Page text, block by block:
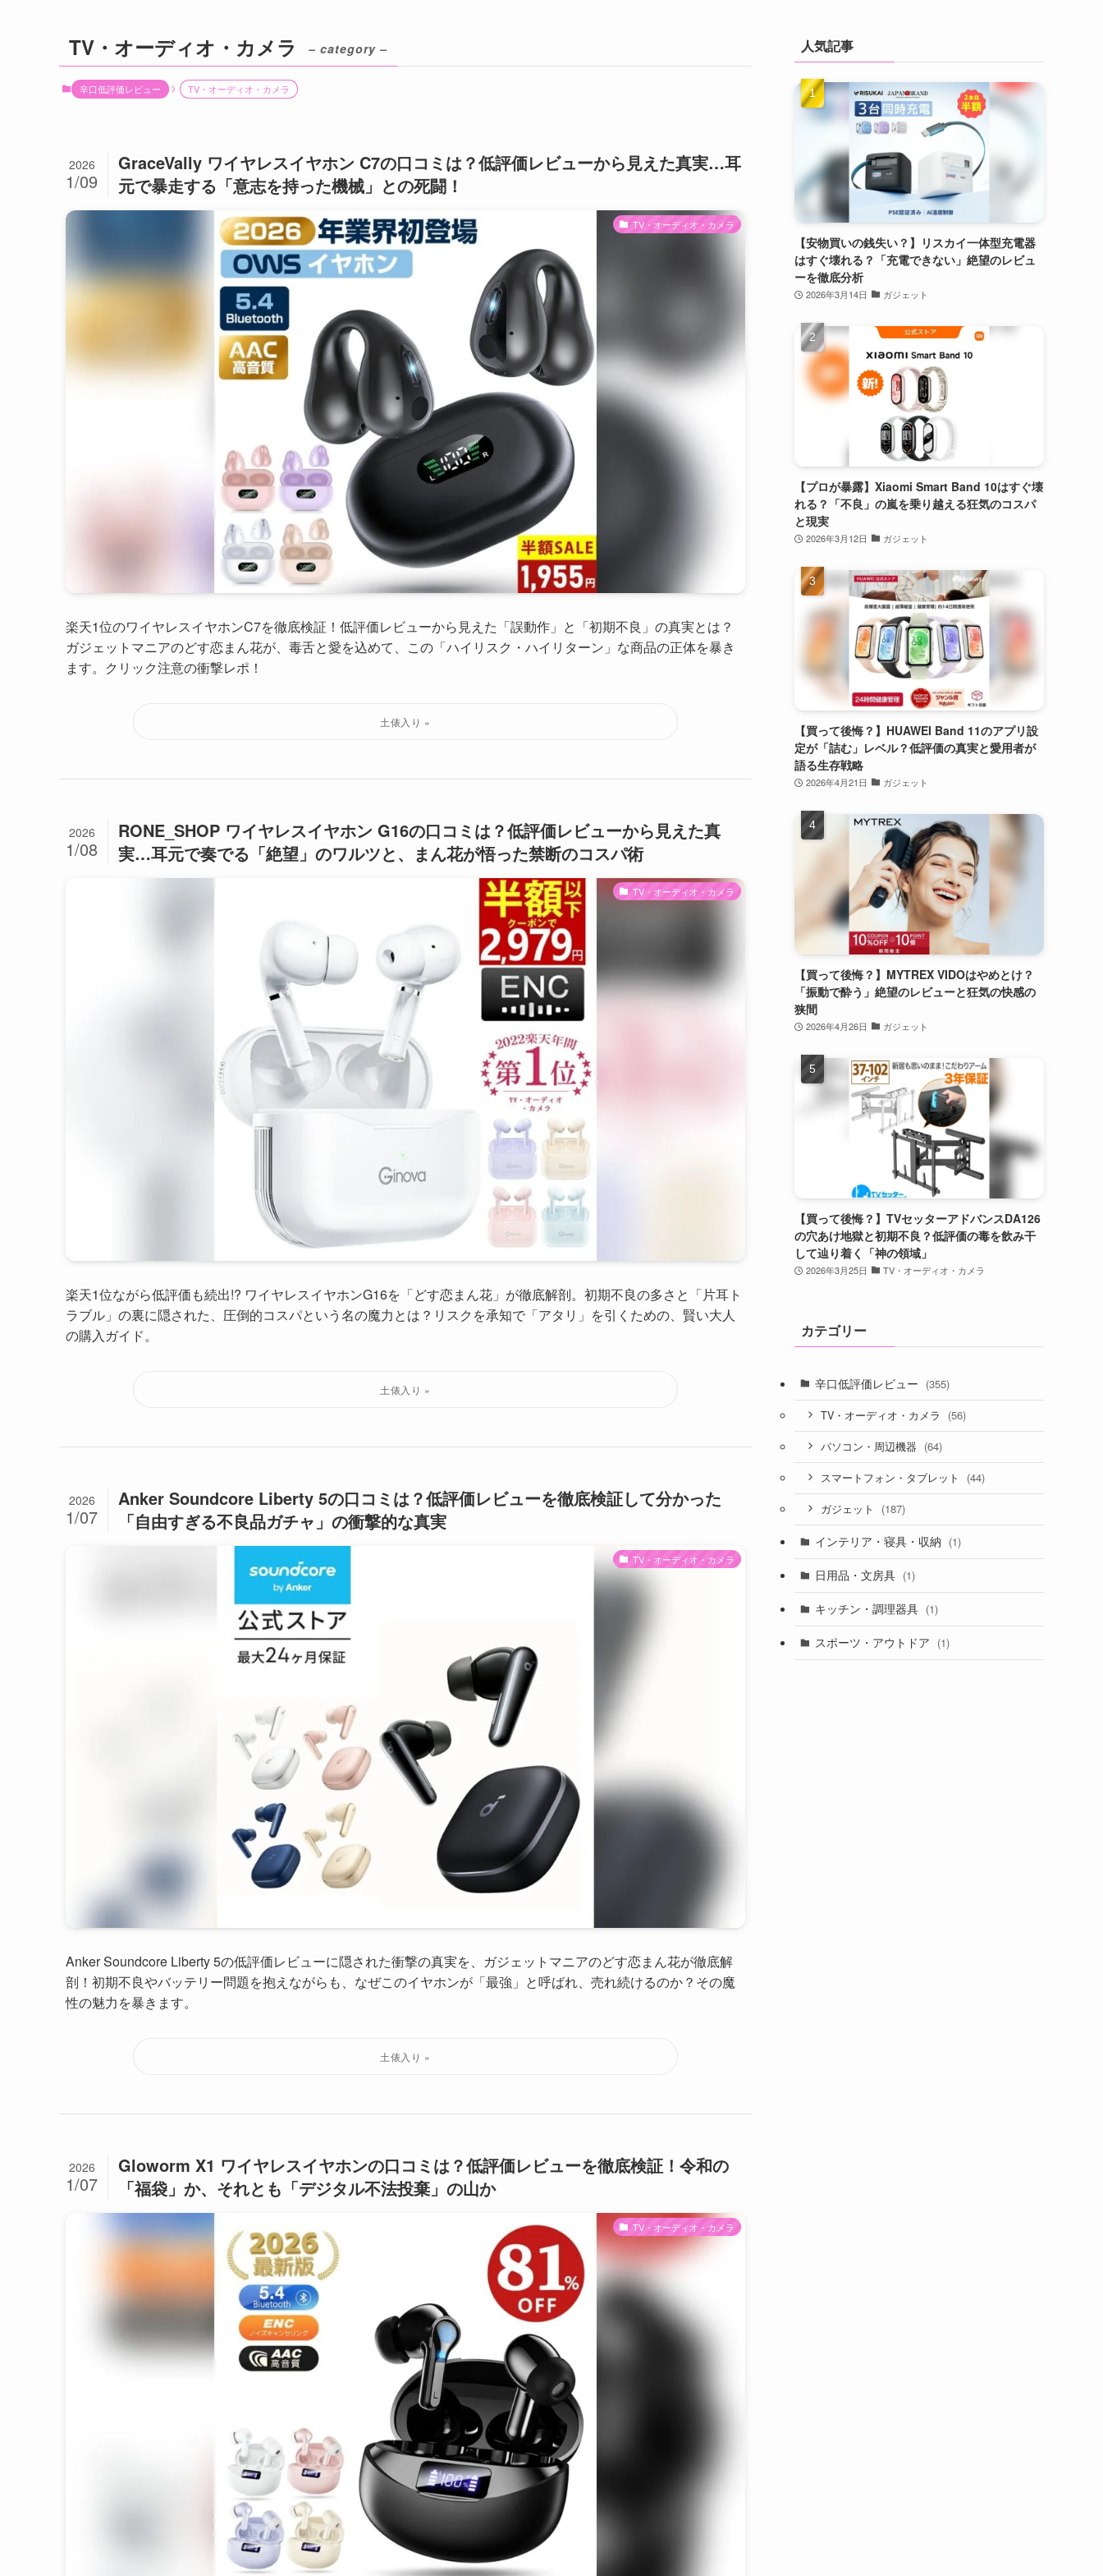
TV・オーディオ・カメラ – category –
辛口低評価レビュー TV・オーディオ・カメラ
GraceVally ワイヤレスイヤホン C7の口コミは？低評価レビューから見えた真実…耳
元で暴走する「意志を持った機械」との死闘！
2026
1/09
TV・オーディオ・カメラ
楽天1位のワイヤレスイヤホンC7を徹底検証！低評価レビューから見えた「誤動作」と「初期不良」の真実とは？
ガジェットマニアのどす恋まん花が、毒舌と愛を込めて、この「ハイリスク・ハイリターン」な商品の正体を暴き
ます。クリック注意の衝撃レポ！
RONE_SHOP ワイヤレスイヤホン G16の口コミは？低評価レビューから見えた真
実…耳元で奏でる「絶望」のワルツと、まん花が悟った禁断のコスパ術
2026
1/08
TV・オーディオ・カメラ
楽天1位ながら低評価も続出!? ワイヤレスイヤホンG16を「どす恋まん花」が徹底解剖。初期不良の多さと「片耳ト
ラブル」の裏に隠された、圧倒的コスパという名の魔力とは？リスクを承知で「アタリ」を引くための、賢い大人
の購入ガイド。
Anker Soundcore Liberty 5の口コミは？低評価レビューを徹底検証して分かった
「自由すぎる不良品ガチャ」の衝撃的な真実
2026
1/07
TV・オーディオ・カメラ
Anker Soundcore Liberty 5の低評価レビューに隠された衝撃の真実を、ガジェットマニアのどす恋まん花が徹底解
剖！初期不良やバッテリー問題を抱えながらも、なぜこのイヤホンが「最強」と呼ばれ、売れ続けるのか？その魔
性の魅力を暴きます。
Gloworm X1 ワイヤレスイヤホンの口コミは？低評価レビューを徹底検証！令和の
「福袋」か、それとも「デジタル不法投棄」の山か
2026
1/07
TV・オーディオ・カメラ
人気記事
【安物買いの銭失い？】リスカイ一体型充電器
はすぐ壊れる？「充電できない」絶望のレビュ
ーを徹底分析
2026年3月14日 ガジェット
【プロが暴露】Xiaomi Smart Band 10はすぐ壊
れる？「不良」の嵐を乗り越える狂気のコスパ
と現実
2026年3月12日 ガジェット
【買って後悔？】HUAWEI Band 11のアプリ設
定が「詰む」レベル？低評価の真実と愛用者が
語る生存戦略
2026年4月21日 ガジェット
【買って後悔？】MYTREX VIDOはやめとけ？
「振動で酔う」絶望のレビューと狂気の快感の
狭間
2026年4月26日 ガジェット
【買って後悔？】TVセッターアドバンスDA126
の穴あけ地獄と初期不良？低評価の毒を飲み干
して辿り着く「神の領域」
2026年3月25日 TV・オーディオ・カメラ
カテゴリー
辛口低評価レビュー (355)
TV・オーディオ・カメラ (56)
パソコン・周辺機器 (64)
スマートフォン・タブレット (44)
ガジェット (187)
インテリア・寝具・収納 (1)
日用品・文房具 (1)
キッチン・調理器具 (1)
スポーツ・アウトドア (1)